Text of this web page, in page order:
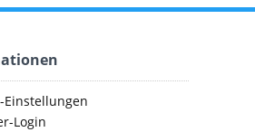
Einstellungen
Login